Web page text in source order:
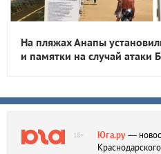
На пляжах Анапы
и памятки на случай атаки
18+ Юга.ру—